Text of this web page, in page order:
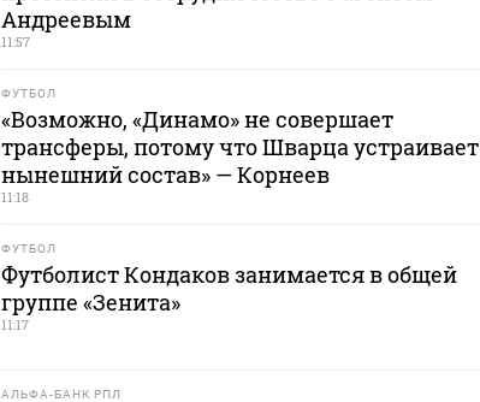
Андреевым
11:57
ФУТБОЛ
«Возможно, «Динамо» не совершает
трансферы, потому что Шварца устраивает
нынешний состав» — Корнеев
11:18
ФУТБОЛ
Футболист Кондаков занимается в общей
группе «Зенита»
11:17
АЛЬФА-БАНК РПЛ